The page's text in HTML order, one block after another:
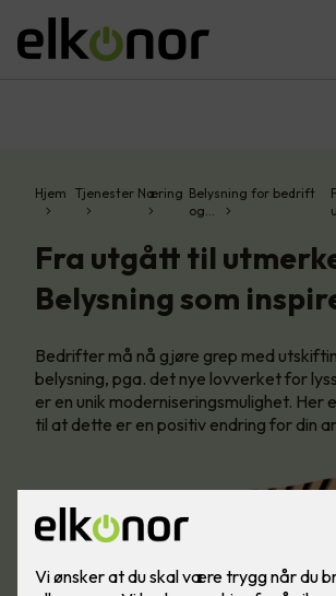
Hjem Tjenester Næring Belysning for bedrift
og…
Fra utgått til
Belysning som
Bedrifter må nå gjøre grep med
belysning, pga. det nye lovverket for
er en unik moderniseringsmulighet. Her
til at dette er en positiv endring for din